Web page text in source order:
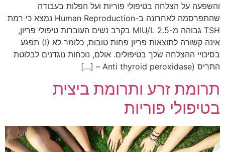
והשפעה על הצלחה בטיפולי פוריות ועל הפלות בעבודה
שהתפרסמה לאחרונה ב-Human Reproduction נמצא כי רמת
TSH גבוהה מ-2.5 MIU/L בקרב נשים העוברות טיפולי פריון,
אינה קשורה לתוצאות פריון פחות טובות, כלומר לא (!) תפגע
בסיכויי ההצלחה שלך בטיפולים. אולם, נוכחות נוגדנים לבלוטת
התריס (Anti thyroid peroxidase – […]
תרומת זרע ותרומת ביצית
בטיפולי פוריות